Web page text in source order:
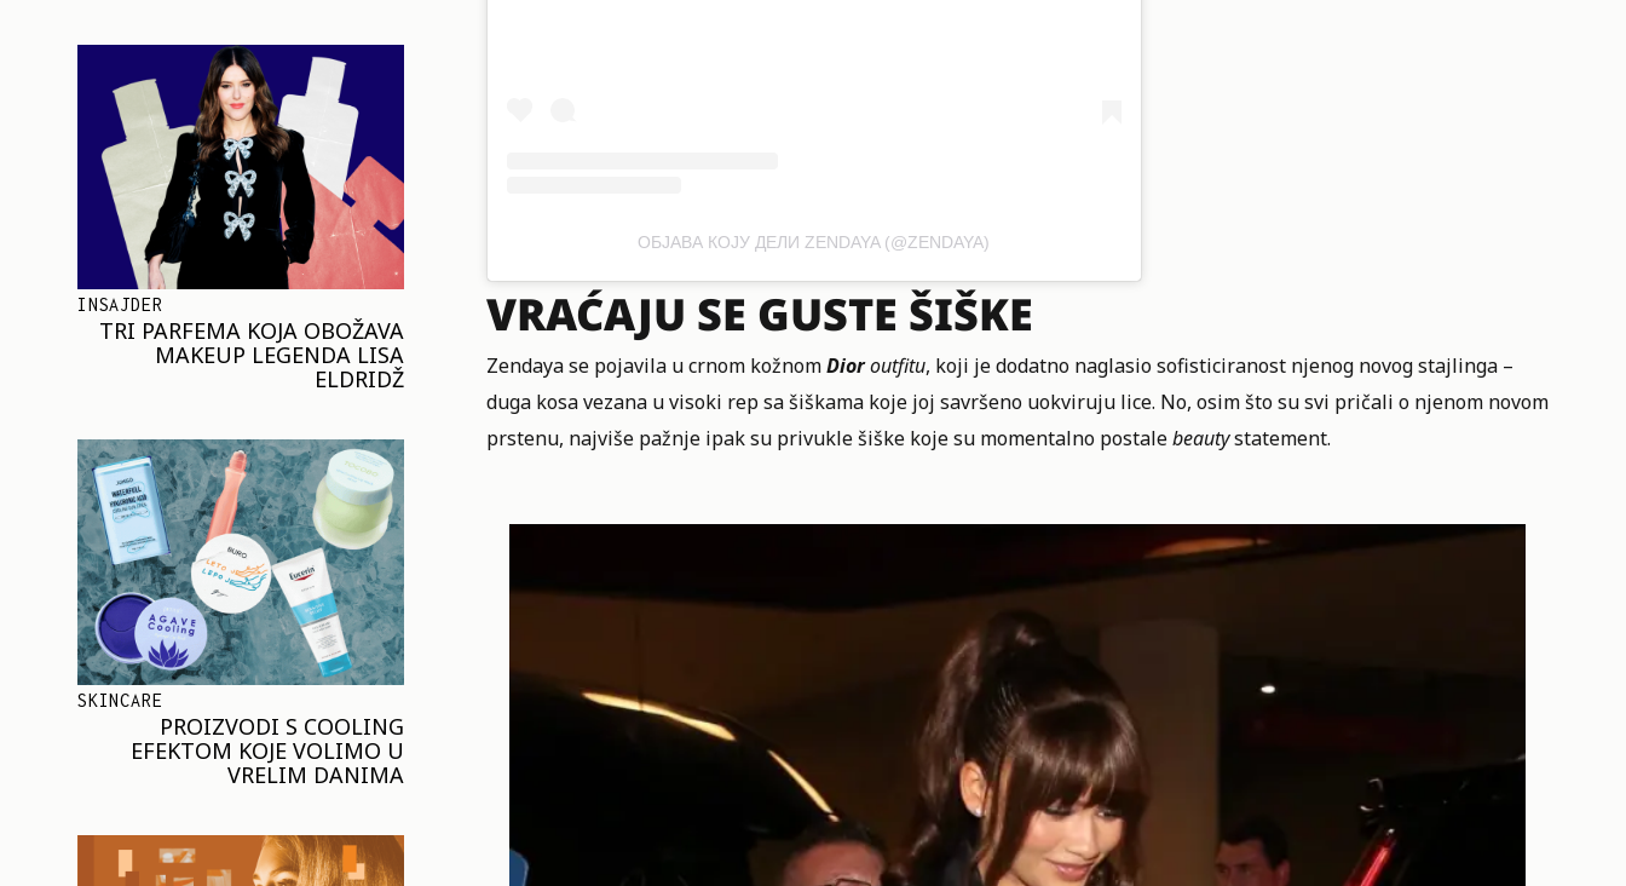
INSAJDER
TRI PARFEMA KOJA OBOŽAVA
MAKEUP LEGENDA LISA
ELDRIDŽ
SKINCARE
PROIZVODI S COOLING
EFEKTOM KOJE VOLIMO U
VRELIM DANIMA
ОБЈАВА КОЈУ ДЕЛИ ZENDAYA (@ZENDAYA)
VRAĆAJU SE GUSTE ŠIŠKE
Zendaya se pojavila u crnom kožnomDioroutfitu, koji je dodatno naglasio sofisticiranost njenog novog stajlinga –
duga kosa vezana u visoki rep sa šiškama koje joj savršeno uokviruju lice. No, osim što su svi pričali o njenom novom
prstenu, najviše pažnje ipak su privukle šiške koje su momentalno postalebeautystatement.